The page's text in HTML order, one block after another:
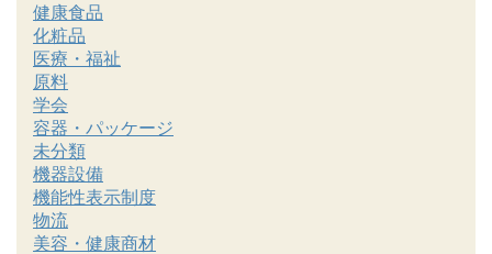
健康食品
化粧品
医療・福祉
原料
学会
容器・パッケージ
未分類
機器設備
機能性表示制度
物流
美容・健康商材